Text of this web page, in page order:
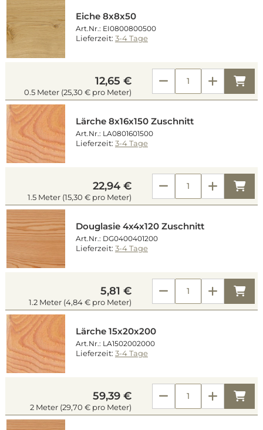
Eiche 8x8x50
Art.Nr.: EI0800800500
Lieferzeit: 3-4 Tage
12,65 €
0.5 Meter (25,30 € pro Meter)
Lärche 8x16x150 Zuschnitt
Art.Nr.: LA0801601500
Lieferzeit: 3-4 Tage
22,94 €
1.5 Meter (15,30 € pro Meter)
Douglasie 4x4x120 Zuschnitt
Art.Nr.: DG0400401200
Lieferzeit: 3-4 Tage
5,81 €
1.2 Meter (4,84 € pro Meter)
Lärche 15x20x200
Art.Nr.: LA1502002000
Lieferzeit: 3-4 Tage
59,39 €
2 Meter (29,70 € pro Meter)